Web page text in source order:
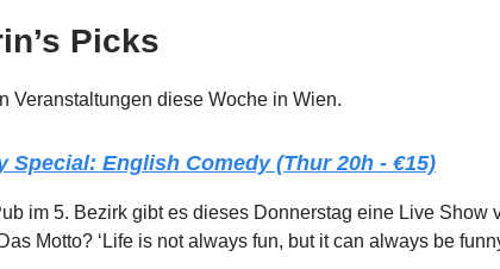
Picks
Veranstaltungen diese Woche in Wien.
Special: English Comedy (Thur 20h - €15)
im 5. Bezirk gibt es dieses Donnerstag eine Live Show
Motto? ‘Life is not always fun, but it can always be